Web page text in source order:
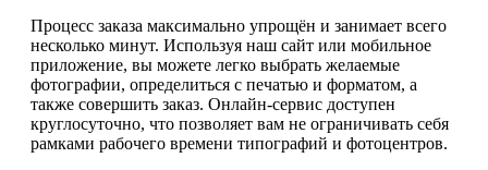
Процесс заказа максимально упрощён и занимает всего
несколько минут. Используя наш сайт или мобильное
приложение, вы можете легко выбрать желаемые
фотографии, определиться с печатью и форматом, а
также совершить заказ. Онлайн-сервис доступен
круглосуточно, что позволяет вам не ограничивать себя
рамками рабочего времени типографий и фотоцентров.